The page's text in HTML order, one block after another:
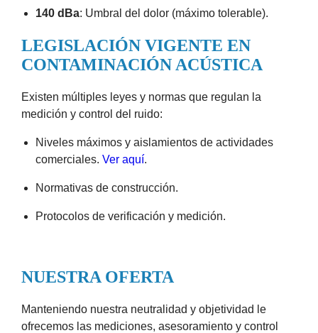
140 dBa: Umbral del dolor (máximo tolerable).
LEGISLACIÓN VIGENTE EN
CONTAMINACIÓN ACÚSTICA
Existen múltiples leyes y normas que regulan la
medición y control del ruido:
Niveles máximos y aislamientos de actividades
comerciales. Ver aquí.
Normativas de construcción.
Protocolos de verificación y medición.
NUESTRA OFERTA
Manteniendo nuestra neutralidad y objetividad le
ofrecemos las mediciones, asesoramiento y control